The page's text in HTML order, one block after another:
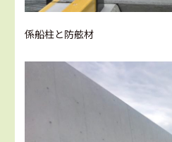
係船柱と防舷材